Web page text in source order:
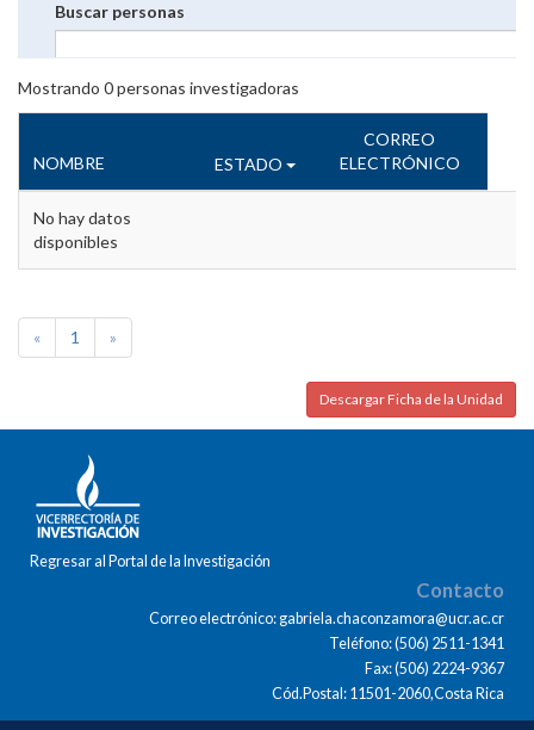
Buscar personas
Mostrando 0personas investigadoras
NOMBRE ESTADO
CORREO
ELECTRÓNICO
No hay datos
disponibles
« 1 »
Descargar Ficha de la Unidad
Regresar al Portal de la Investigación
Contacto
Correo electrónico: gabriela.chaconzamora@ucr.ac.cr
Teléfono: (506) 2511-1341
Fax: (506) 2224-9367
Cód.Postal: 11501-2060,Costa Rica